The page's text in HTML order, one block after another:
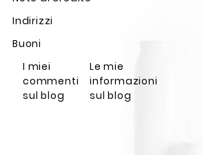
Indirizzi
Buoni
I miei
commenti
sul blog
Le mie
informazioni
sul blog